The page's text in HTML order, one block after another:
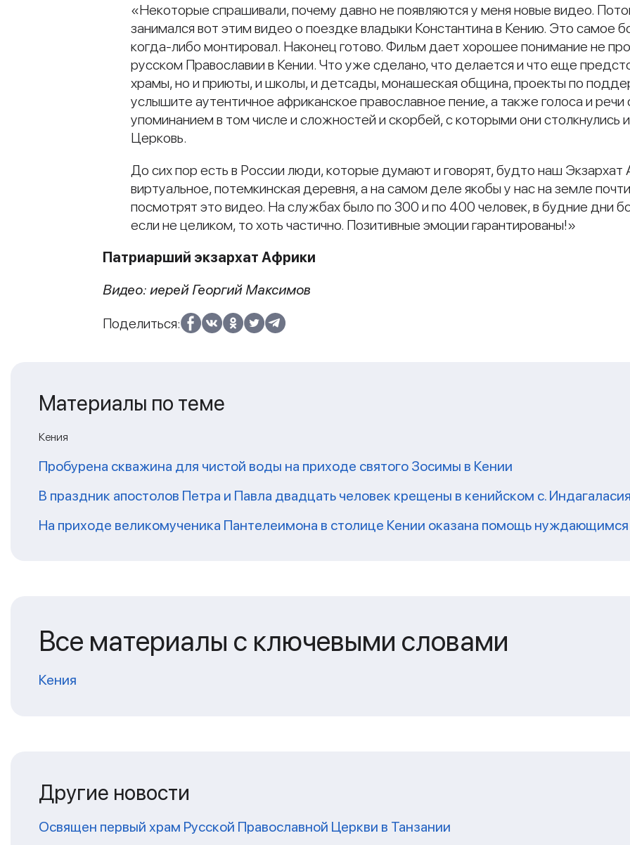
«Некоторые спрашивали, почему давно не появляются у меня новые видео.
занимался вот этим видео о поездке владыки Константина в Кению. Это самое
когда-либо монтировал. Наконец готово. Фильм дает хорошее понимание не
русском Православии в Кении. Что уже сделано, что делается и что еще
храмы, но и приюты, и школы, и детсады, монашеская община, проекты по
услышите аутентичное африканское православное пение, а также голоса и речи
упоминанием в том числе и сложностей и скорбей, с которыми они столкнулись
Церковь.
До сих пор есть в России люди, которые думают и говорят, будто наш
виртуальное, потемкинская деревня, а на самом деле якобы у нас на земле
посмотрят это видео. На службах было по 300 и по 400 человек, в будние дни
если не целиком, то хоть частично. Позитивные эмоции гарантированы!»
Патриарший экзархат Африки
Видео: иерей Георгий Максимов
Поделиться:
Материалы по теме
Кения
Пробурена скважина для чистой воды на приходе святого Зосимы в Кении
В праздник апостолов Петра и Павла двадцать человек крещены в кенийском с.
На приходе великомученика Пантелеимона в столице Кении оказана помощь нуждающимся
Все материалы с ключевыми словами
Кения
Другие новости
Освящен первый храм Русской Православной Церкви в Танзании